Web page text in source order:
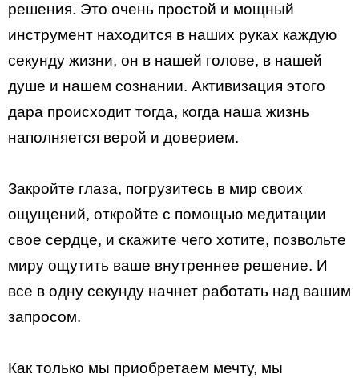
решения. Это очень простой и мощный
инструмент находится в наших руках каждую
секунду жизни, он в нашей голове, в нашей
душе и нашем сознании. Активизация этого
дара происходит тогда, когда наша жизнь
наполняется верой и доверием.
Закройте глаза, погрузитесь в мир своих
ощущений, откройте с помощью медитации
свое сердце, и скажите чего хотите, позвольте
миру ощутить ваше внутреннее решение. И
все в одну секунду начнет работать над вашим
запросом.
Как только мы приобретаем мечту, мы